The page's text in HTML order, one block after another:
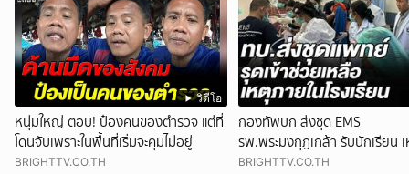
วิดีโอ
หนุ่มใหญ่ ตอบ! ป๋องคนของตำรวจ แต่ที่
โดนจับเพราะในพื้นที่เริ่มจะคุมไม่อยู่
BRIGHTTV.CO.TH
กองทัพบก ส่งชุด EMS
รพ.พระมงกุฎเกล้า รับนักเรียน
โรงเรียน จ.นนทบุรี เร่งผ่าตัด
BRIGHTTV.CO.TH